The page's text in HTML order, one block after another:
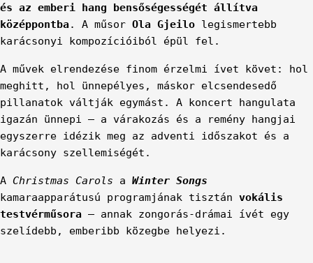
és az emberi hang bensőségességét állítva
középpontba. A műsor Ola Gjeilo legismertebb
karácsonyi kompozícióiból épül fel.
A művek elrendezése finom érzelmi ívet követ: hol
meghitt, hol ünnepélyes, máskor elcsendesedő
pillanatok váltják egymást. A koncert hangulata
igazán ünnepi – a várakozás és a remény hangjai
egyszerre idézik meg az adventi időszakot és a
karácsony szellemiségét.
A Christmas Carols a Winter Songs
kamaraapparátusú programjának tisztán vokális
testvérműsora – annak zongorás-drámai ívét egy
szelídebb, emberibb közegbe helyezi.